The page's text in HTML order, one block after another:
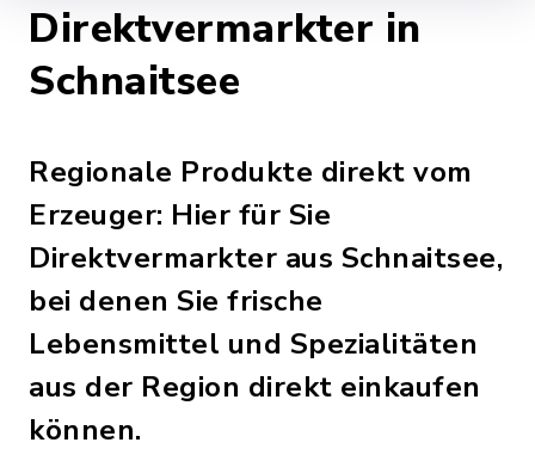
Direktvermarkter in
Schnaitsee
Regionale Produkte direkt vom
Erzeuger: Hier für Sie
Direktvermarkter aus Schnaitsee,
bei denen Sie frische
Lebensmittel und Spezialitäten
aus der Region direkt einkaufen
können.